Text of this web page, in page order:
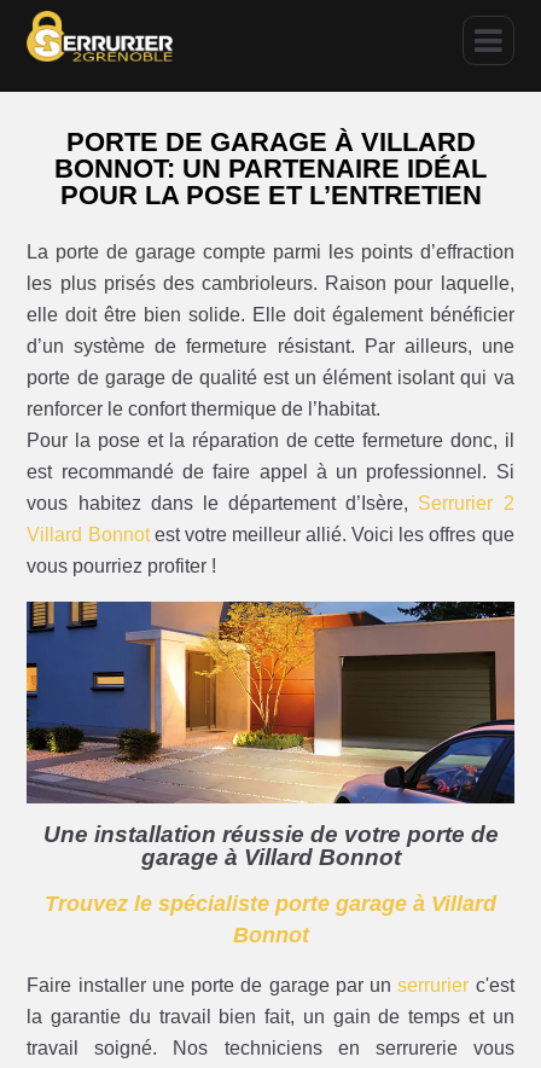
PORTE DE GARAGE À VILLARD
BONNOT: UN PARTENAIRE IDÉAL
POUR LA POSE ET L’ENTRETIEN
La porte de garage compte parmi les points d’effraction
les plus prisés des cambrioleurs. Raison pour laquelle,
elle doit être bien solide. Elle doit également bénéficier
d’un système de fermeture résistant. Par ailleurs, une
porte de garage de qualité est un élément isolant qui va
renforcer le confort thermique de l’habitat.
Pour la pose et la réparation de cette fermeture donc, il
est recommandé de faire appel à un professionnel. Si
vous habitez dans le département d’Isère, Serrurier 2
Villard Bonnotest votre meilleur allié. Voici les offres que
vous pourriez profiter !
Une installation réussie de votre porte de
garage à Villard Bonnot
Trouvez le spécialiste porte garage à Villard
Bonnot
Faire installer une porte de garage par unserrurier c'est
la garantie du travail bien fait, un gain de temps et un
travail soigné. Nos techniciens en serrurerie vous